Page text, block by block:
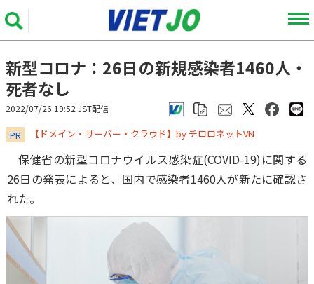
新型コロナ：26日の新規感染者1460人・
死者なし
2022/07/26 19:52 JST配信
PR ​​​​​​​【ドメイン・サーバー・クラウド】by チロロネットVN
保健省の新型コロナウイルス感染症(COVID-19)に関する
26日の発表によると、国内で感染者1460人が新たに確認さ
れた。